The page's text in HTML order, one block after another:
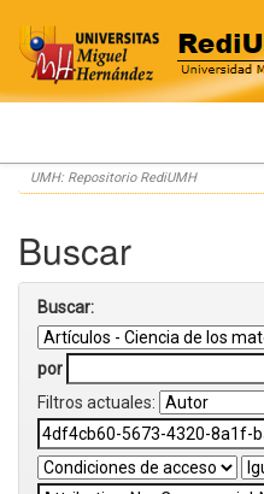
Skip
navigation
UMH: Repositorio RediUMH
Buscar
Buscar:
por
Filtros actuales: